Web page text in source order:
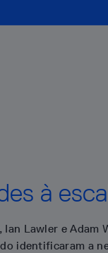
à
Ian Lawler e Adam
identificaram a